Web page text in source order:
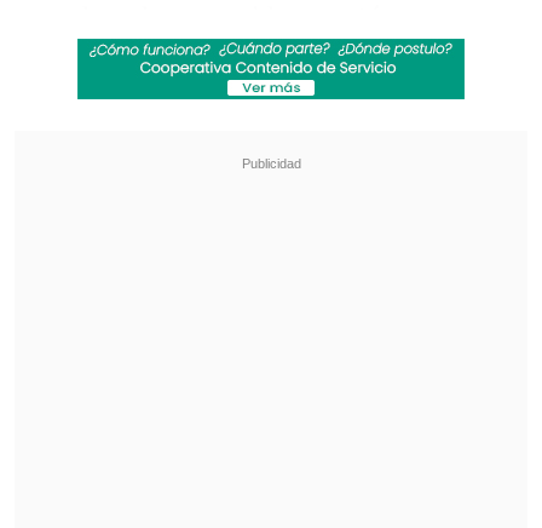
directamente contra la periodista
Katherine Echaiz-esposa del senador
Revista VelvetyEl Dínamo